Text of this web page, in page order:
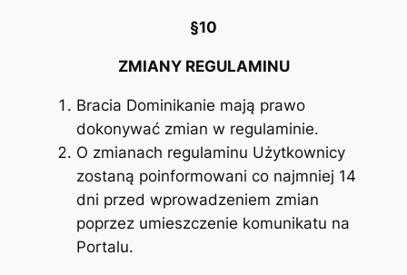
§10
ZMIANY REGULAMINU
Bracia Dominikanie mają prawo
dokonywać zmian w regulaminie.
O zmianach regulaminu Użytkownicy
zostaną poinformowani co najmniej 14
dni przed wprowadzeniem zmian
poprzez umieszczenie komunikatu na
Portalu.